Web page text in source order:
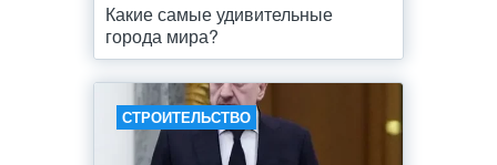
Какие самые удивительные
города мира?
СТРОИТЕЛЬСТВО